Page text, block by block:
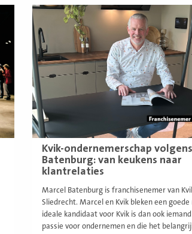
Kvik-ondernemerschap
Batenburg: van keukens naar
klantrelaties
Marcel Batenburg is franchisenemer van
Sliedrecht. Marcel en Kvik bleken een goede
ideale kandidaat voor Kvik is dan ook
passie voor ondernemen en die het
Lees
meer